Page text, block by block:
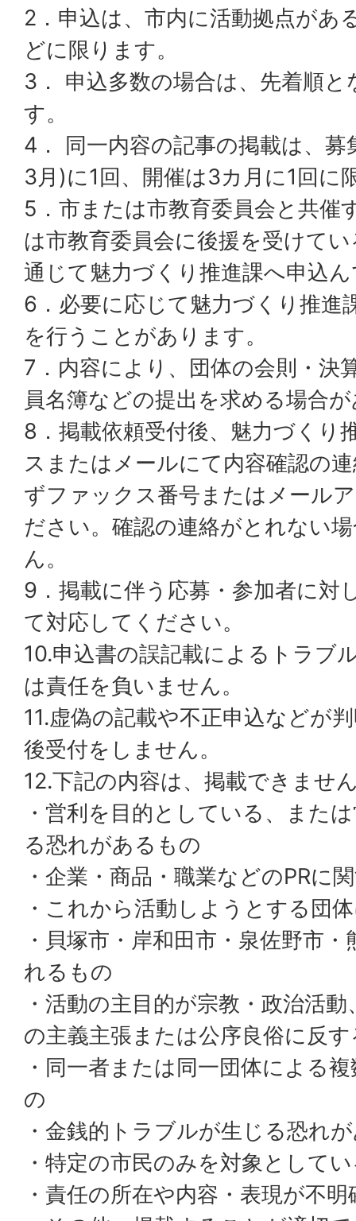
2．申込は、市内に活動拠点があ
どに限ります。
3． 申込多数の場合は、先着順
す。
4． 同一内容の記事の掲載は、
3月)に1回、開催は3カ月に1回に
5．市または市教育委員会と共催
は市教育委員会に後援を受けて
通じて魅力づくり推進課へ申込
6．必要に応じて魅力づくり推進
を行うことがあります。
7．内容により、団体の会則・決
員名簿などの提出を求める場合
8．掲載依頼受付後、魅力づくり
スまたはメールにて内容確認の
ずファックス番号またはメール
ださい。確認の連絡がとれない
ん。
9．掲載に伴う応募・参加者に対
て対応してください。
10.申込書の誤記載によるトラブ
は責任を負いません。
11.虚偽の記載や不正申込などが
後受付をしません。
12.下記の内容は、掲載できませ
・営利を目的としている、また
る恐れがあるもの
・企業・商品・職業などのPRに
・これから活動しようとする団
・貝塚市・岸和田市・泉佐野市
れるもの
・活動の主目的が宗教・政治活
の主義主張または公序良俗に反
・同一者または同一団体による
の
・金銭的トラブルが生じる恐れ
・特定の市民のみを対象として
・責任の所在や内容・表現が不